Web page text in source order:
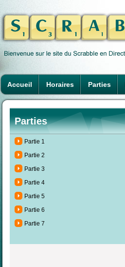
Accueil Horaires Parties
Parties
Partie 1
Partie 2
Partie 3
Partie 4
Partie 5
Partie 6
Partie 7